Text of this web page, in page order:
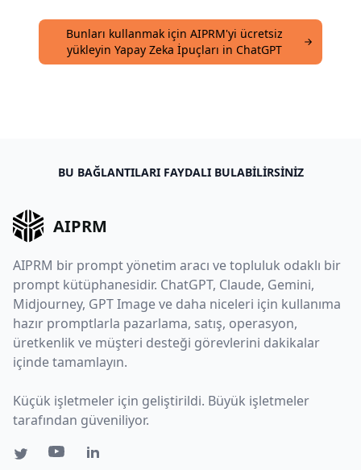
Bunları kullanmak için AIPRM'yi ücretsiz
yükleyin Yapay Zeka İpuçları in ChatGPT
BU BAĞLANTILARI FAYDALI BULABILIRSINIZ
AIPRM
AIPRM bir prompt yönetim aracı ve topluluk odaklı bir
prompt kütüphanesidir. ChatGPT, Claude, Gemini,
Midjourney, GPT Image ve daha niceleri için kullanıma
hazır promptlarla pazarlama, satış, operasyon,
üretkenlik ve müşteri desteği görevlerini dakikalar
içinde tamamlayın.
Küçük işletmeler için geliştirildi. Büyük işletmeler
tarafından güveniliyor.